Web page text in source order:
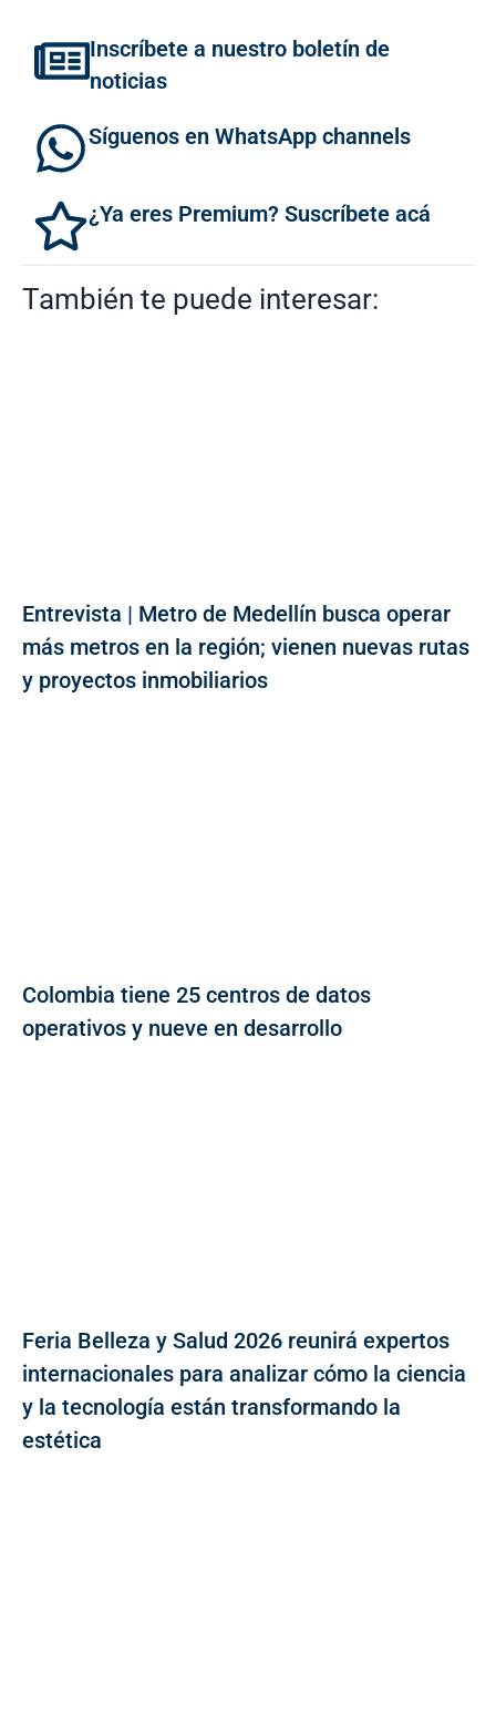
Inscríbete a nuestro boletín de
noticias
Síguenos en WhatsApp channels
¿Ya eres Premium? Suscríbete acá
También te puede interesar:
Entrevista | Metro de Medellín busca operar
más metros en la región; vienen nuevas rutas
y proyectos inmobiliarios
Colombia tiene 25 centros de datos
operativos y nueve en desarrollo
Feria Belleza y Salud 2026 reunirá expertos
internacionales para analizar cómo la ciencia
y la tecnología están transformando la
estética